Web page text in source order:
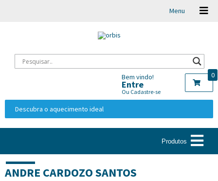
Menu
Bem vindo!
Entre
Ou Cadastre-se
0
Descubra o aquecimento ideal
Produtos
ANDRE CARDOZO SANTOS